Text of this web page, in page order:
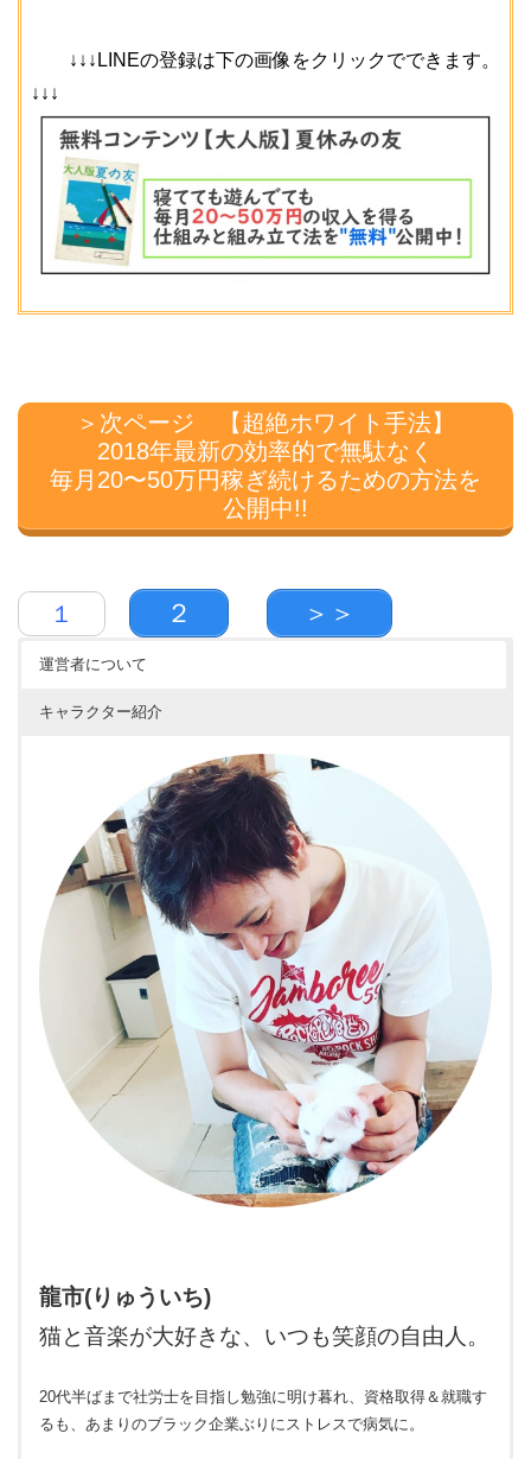
↓↓↓LINEの登録は下の画像をクリックでできます。
↓↓↓
＞次ページ 【超絶ホワイト手法】
2018年最新の効率的で無駄なく
毎月20〜50万円稼ぎ続けるための方法を
公開中!!
１ ２ ＞＞
運営者について
キャラクター紹介
龍市(りゅういち)
猫と音楽が大好きな、いつも笑顔の自由人。
20代半ばまで社労士を目指し勉強に明け暮れ、資格取得＆就職す
るも、あまりのブラック企業ぶりにストレスで病気に。